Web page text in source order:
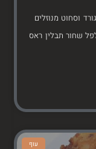
וסחוט מנוזלים
שחור תבלין ראס
עוף